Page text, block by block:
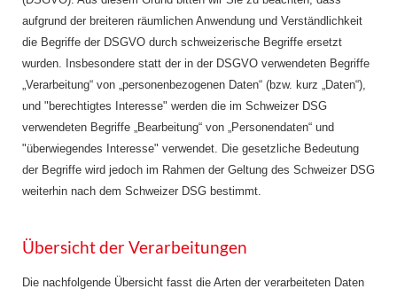
aufgrund der breiteren räumlichen Anwendung und Verständlichkeit
die Begriffe der DSGVO durch schweizerische Begriffe ersetzt
wurden. Insbesondere statt der in der DSGVO verwendeten Begriffe
„Verarbeitung“ von „personenbezogenen Daten“ (bzw. kurz „Daten“),
und "berechtigtes Interesse" werden die im Schweizer DSG
verwendeten Begriffe „Bearbeitung“ von „Personendaten“ und
"überwiegendes Interesse" verwendet. Die gesetzliche Bedeutung
der Begriffe wird jedoch im Rahmen der Geltung des Schweizer DSG
weiterhin nach dem Schweizer DSG bestimmt.
Übersicht der Verarbeitungen
Die nachfolgende Übersicht fasst die Arten der verarbeiteten Daten